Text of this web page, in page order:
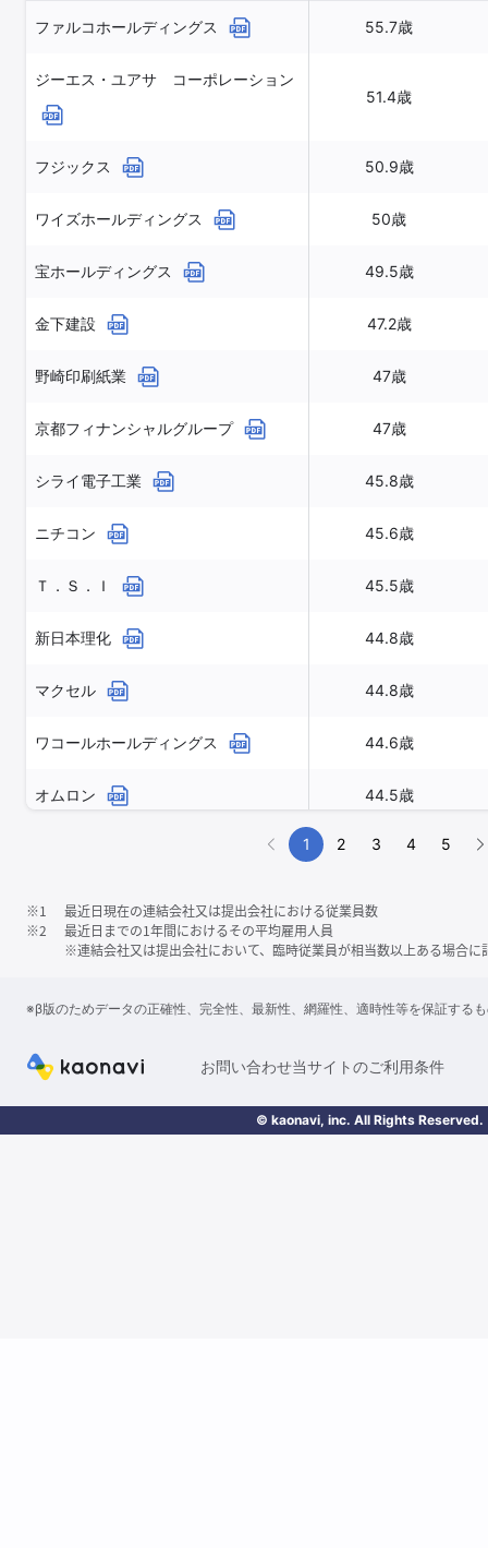
ファルコホールディングス 55.7歳
ジーエス・ユアサ コーポレーション
51.4歳
フジックス 50.9歳
ワイズホールディングス 50歳
宝ホールディングス 49.5歳
金下建設 47.2歳
野崎印刷紙業 47歳
京都フィナンシャルグループ 47歳
シライ電子工業 45.8歳
ニチコン 45.6歳
Ｔ．Ｓ．Ｉ 45.5歳
新日本理化 44.8歳
マクセル 44.8歳
ワコールホールディングス 44.6歳
オムロン 44.5歳
1 2 3 4 5
※1
最近日現在の連結会社又は提出会社における従業員数
※2
最近日までの1年間におけるその平均雇用人員
※連結会社又は提出会社において、臨時従業員が相当数以上ある場合に
※β版のためデータの正確性、完全性、最新性、網羅性、適時性等を保証する
お問い合わせ当サイトのご利用条件
© kaonavi, inc. All Rights Reserved.